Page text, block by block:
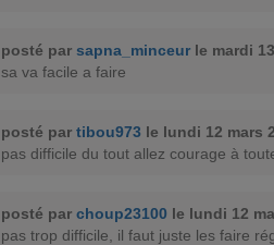
posté par sapna_minceur le mardi
sa va facile a faire
posté par tibou973 le lundi 12 mars
pas difficile du tout allez courage à
posté par choup23100 le lundi 12
pas trop difficile, il faut juste les faire